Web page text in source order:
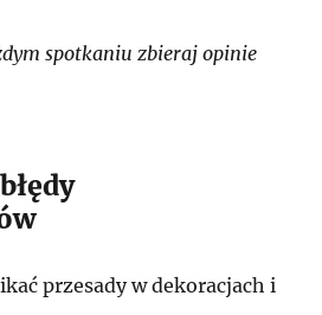
spotkaniu zbieraj opinie
przesady w dekoracjach i